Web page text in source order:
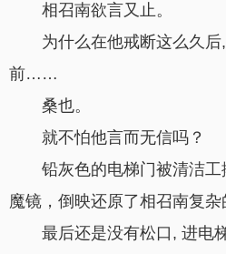
相召南欲言又止。
为什么在他戒断这么久
前……
桑也。
就不怕他言而无信吗？
铅灰色的电梯门被清洁
魔镜，倒映还原了相召南复杂
最后还是没有松口, 进电